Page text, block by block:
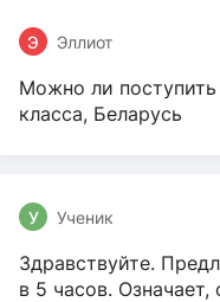
Э Эллиот
Можно ли
класса, Беларусь
У Ученик
Здравствуйте.
в 5 часов.